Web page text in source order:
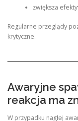
zwiększa
Regularne przeglądy
krytyczne.
Awaryjne
reakcja ma
W przypadku nagłej